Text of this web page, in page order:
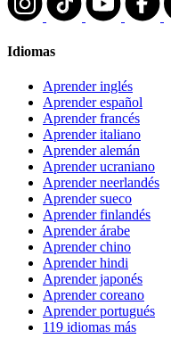
Idiomas
Aprender inglés
Aprender español
Aprender francés
Aprender italiano
Aprender alemán
Aprender ucraniano
Aprender neerlandés
Aprender sueco
Aprender finlandés
Aprender árabe
Aprender chino
Aprender hindi
Aprender japonés
Aprender coreano
Aprender portugués
119 idiomas más